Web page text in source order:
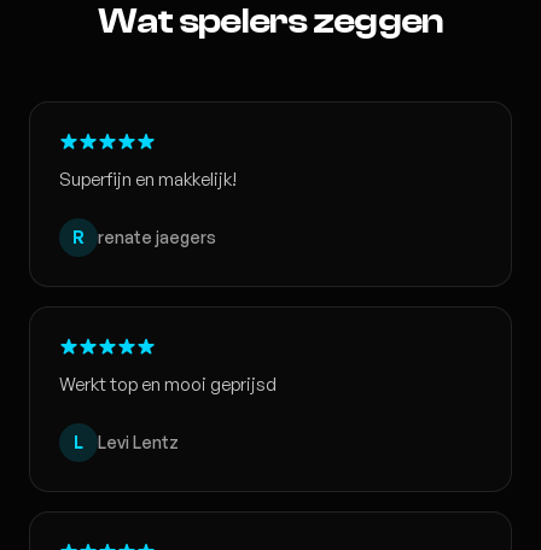
Wat spelers zeggen
Superfijn en makkelijk!
R renate jaegers
Werkt top en mooi geprijsd
L Levi Lentz